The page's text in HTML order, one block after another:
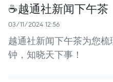
☕️越通社新闻下午茶
03/11/2024 12:56
越通社新闻下午茶为您
钟，知晓天下事！